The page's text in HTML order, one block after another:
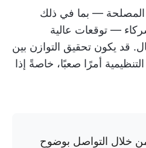
المصلحة — بما في ذلك
— توقعات عالية
قد يكون تحقيق التوازن بين
أمرًا صعبًا، خاصةً إذا
خلال التواصل بوضوح